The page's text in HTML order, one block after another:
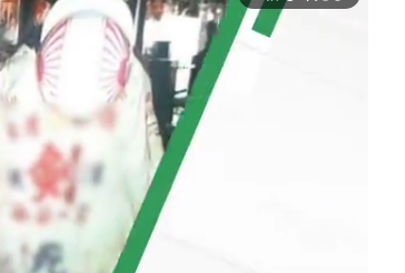
伊豆の...
グ一覧
市早苗 #後藤真希 #森岡毅